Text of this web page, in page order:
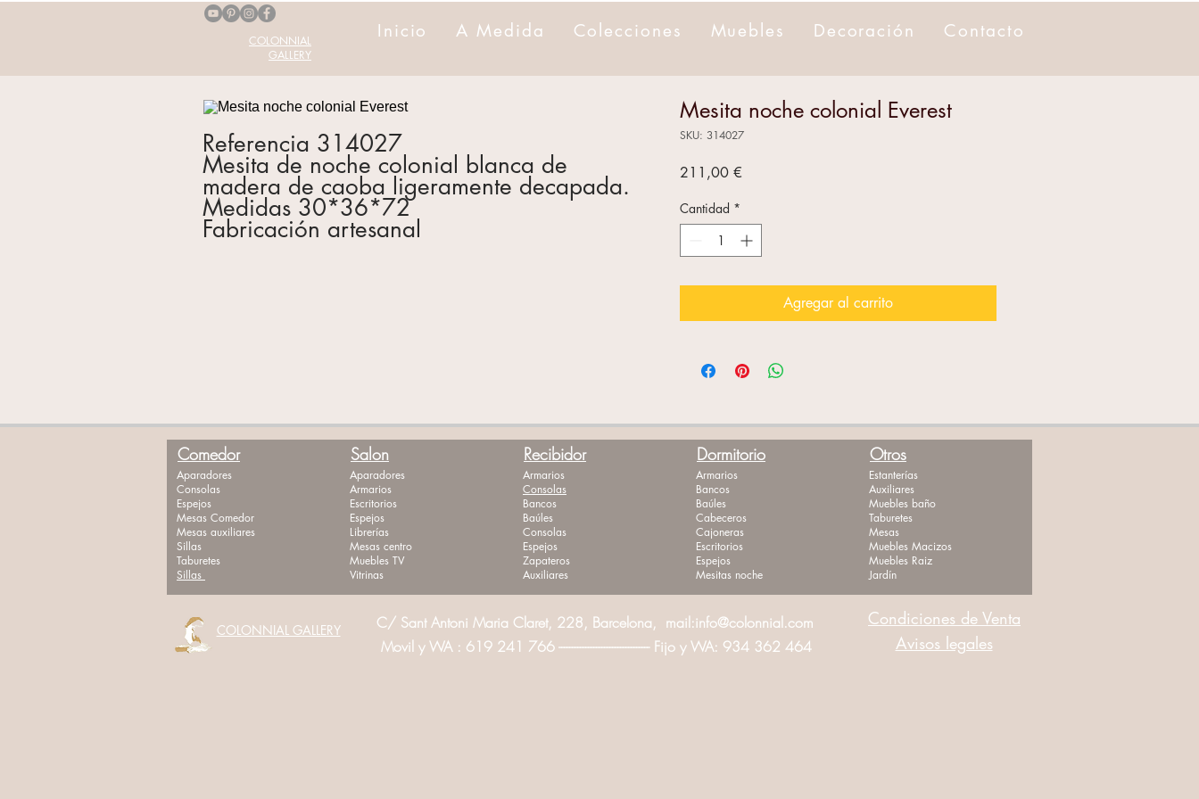
COLONNIAL
GALLERY
Inicio A Medida Colecciones Muebles Decoración Contacto
Referencia 314027
Mesita de noche colonial blanca de
madera de caoba ligeramente decapada.
Medidas 30*36*72
Fabricación artesanal
Mesita noche colonial Everest
SKU: 314027
211,00 €
Cantidad *
Agregar al carrito
Comedor
Aparadores
Consolas
Espejos
Mesas Comedor
Mesas auxiliares
Sillas
Taburetes
Sillas
Salon
Aparadores
Armarios
Escritorios
Espejos
Librerías
Mesas centro
Muebles TV
Vitrinas
Recibidor
Armarios
Consolas
Bancos
Baúles
Consolas
Espejos
Zapateros
Auxiliares
Dormitorio
Armarios
Bancos
Baúles
Cabeceros
Cajoneras
Escritorios
Espejos
Mesitas noche
Otros
Estanterías
Auxiliares
Muebles baño
Taburetes
Mesas
Muebles Macizos
Muebles Raiz
Jardín
C/ Sant Antoni Maria Claret, 228, Barcelona, mail:info@colonnial.com
Movil y WA : 619 241 766 ---------------------------------- Fijo y WA: 934 362 464
COLONNIAL GALLERY
Condiciones de Venta
Avisos legales